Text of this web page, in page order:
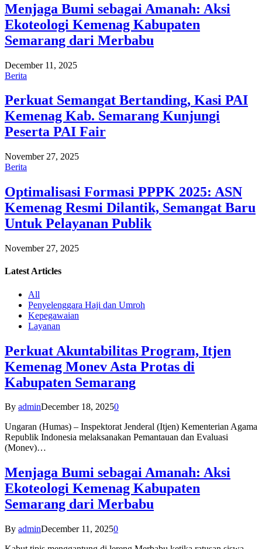
Menjaga Bumi sebagai Amanah: Aksi
Ekoteologi Kemenag Kabupaten
Semarang dari Merbabu
December 11, 2025
Berita
Perkuat Semangat Bertanding, Kasi PAI
Kemenag Kab. Semarang Kunjungi
Peserta PAI Fair
November 27, 2025
Berita
Optimalisasi Formasi PPPK 2025: ASN
Kemenag Resmi Dilantik, Semangat Baru
Untuk Pelayanan Publik
November 27, 2025
Latest Articles
All
Penyelenggara Haji dan Umroh
Kepegawaian
Layanan
Perkuat Akuntabilitas Program, Itjen
Kemenag Monev Asta Protas di
Kabupaten Semarang
By adminDecember 18, 20250
Ungaran (Humas) – Inspektorat Jenderal (Itjen) Kementerian Agama
Republik Indonesia melaksanakan Pemantauan dan Evaluasi
(Monev)…
Menjaga Bumi sebagai Amanah: Aksi
Ekoteologi Kemenag Kabupaten
Semarang dari Merbabu
By adminDecember 11, 20250